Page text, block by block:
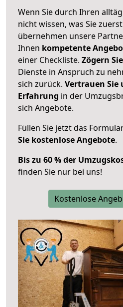
Wenn Sie durch Ihren
nicht wissen, was Sie
übernehmen unsere
Ihnen kompetente
einer Checkliste. Zögern
Dienste in Anspruch zu
sich zurück. Vertrauen Sie
Erfahrung in der
sich Angebote.
Füllen Sie jetzt das
Sie kostenlose Angebote.
Bis zu 60 % der
finden Sie nur bei uns!
Kostenlose